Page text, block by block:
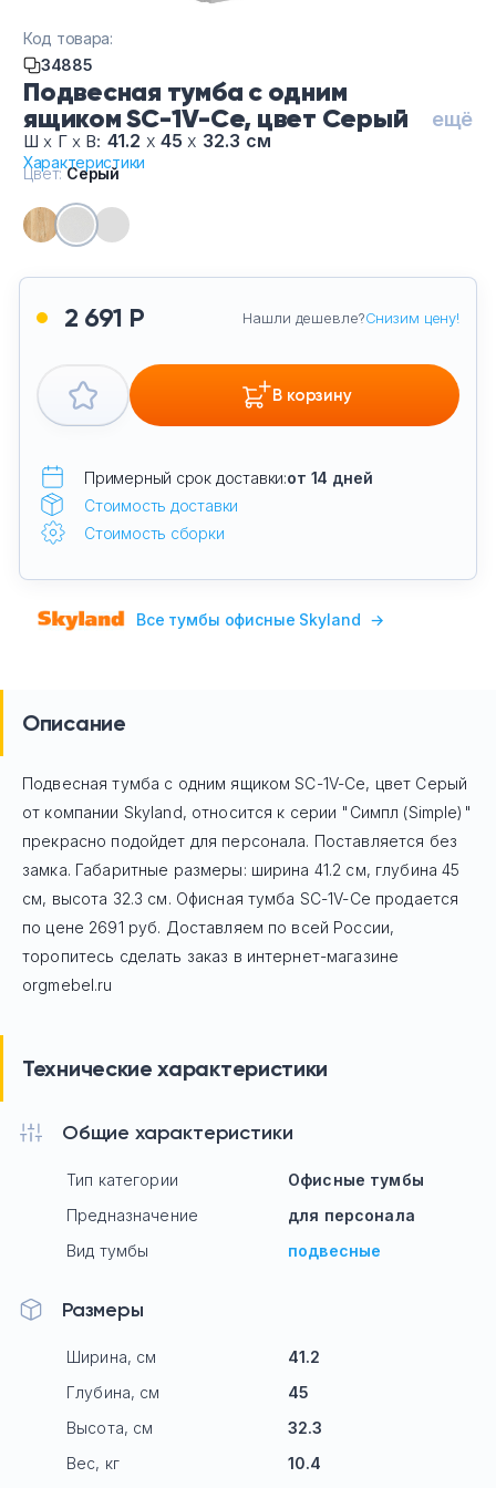
Подвесная тумба с одним
ящиком SC-1V-Се, цвет Серый
ещё
Шх Г х В: 41.2 х 45 х 32.3 см
Характеристики
Код товара:
34885
2 691 Р Нашли дешевле?Снизим цену!
В корзину
Примерный срок доставки:от 14 дней
Стоимость доставки
Стоимость сборки
Цвет:Серый
Все тумбы офисные Skyland →
Описание
Подвесная тумба с одним ящиком SC-1V-Се, цвет Серый
от компании Skyland, относится к серии "Симпл (Simple)"
прекрасно подойдет для персонала. Поставляется без
замка. Габаритные размеры: ширина 41.2 см, глубина 45
см, высота 32.3 см. Офисная тумба SC-1V-Се продается
по цене 2691 руб. Доставляем по всей России,
торопитесь сделать заказ в интернет-магазине
orgmebel.ru
Технические характеристики
Общие характеристики
Тип категории
Офисные тумбы
Предназначение
для персонала
Вид тумбы
подвесные
Размеры
Ширина, см
41.2
Глубина, см
45
Высота, см
32.3
Вес, кг
10.4
Офисные диваны
Искусственные растения
Кашпо